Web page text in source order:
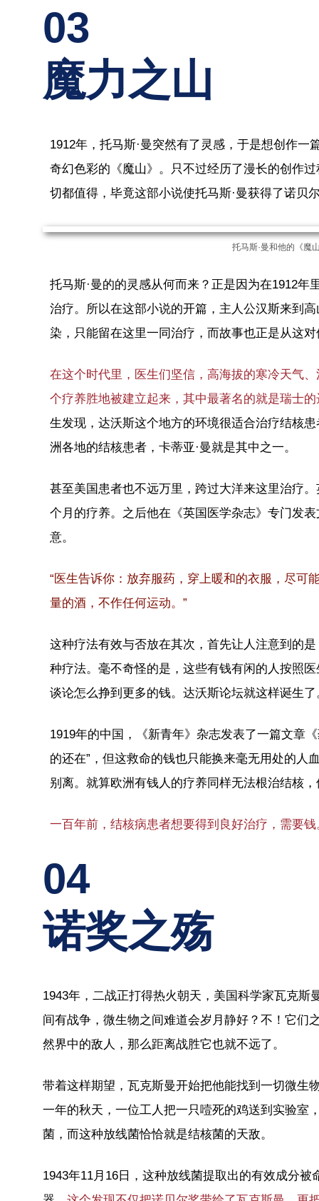
03
魔力之山
1912年，托马斯·曼突然有了灵感，于是想创作
奇幻色彩的《魔山》。只不过经历了漫长的创作
切都值得，毕竟这部小说使托马斯·曼获得了诺贝
托马斯·曼和他的《魔
托马斯·曼的的灵感从何而来？正是因为在1912年
治疗。所以在这部小说的开篇，主人公汉斯来到
染，只能留在这里一同治疗，而故事也正是从这
在这个时代里，医生们坚信，高海拔的寒冷天气
个疗养胜地被建立起来，其中最著名的就是瑞士
生发现，达沃斯这个地方的环境很适合治疗结核
洲各地的结核患者，卡蒂亚·曼就是其中之一。
甚至美国患者也不远万里，跨过大洋来这里治疗
个月的疗养。之后他在《英国医学杂志》专门发
意。
“医生告诉你：放弃服药，穿上暖和的衣服，尽可
量的酒，不作任何运动。”
这种疗法有效与否放在其次，首先让人注意到的
种疗法。毫不奇怪的是，这些有钱有闲的人按照
谈论怎么挣到更多的钱。达沃斯论坛就这样诞生了
1919年的中国，《新青年》杂志发表了一篇文章
的还在”，但这救命的钱也只能换来毫无用处的人
别离。就算欧洲有钱人的疗养同样无法根治结核
一百年前，结核病患者想要得到良好治疗，需要钱
04
诺奖之殇
1943年，二战正打得热火朝天，美国科学家瓦克
间有战争，微生物之间难道会岁月静好？不！它们
然界中的敌人，那么距离战胜它也就不远了。
带着这样期望，瓦克斯曼开始把他能找到一切微生
一年的秋天，一位工人把一只噎死的鸡送到实验室
菌，而这种放线菌恰恰就是结核菌的天敌。
1943年11月16日，这种放线菌提取出的有效成分